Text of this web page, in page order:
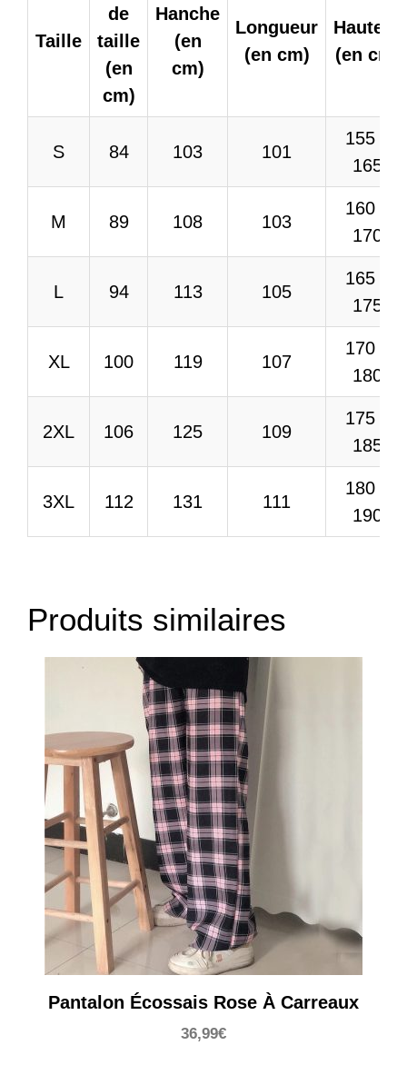
Taille
de
taille
(en
cm)
Hanche
(en
cm)
Longueur
(en cm)
Hauteur
(en cm)
S 84 103 101
155 –
165
M 89 108 103
160 –
170
L 94 113 105
165 –
175
XL 100 119 107
170 –
180
2XL 106 125 109
175 –
185
3XL 112 131 111
180 –
190
Produits similaires
Pantalon Écossais Rose À Carreaux
36,99€